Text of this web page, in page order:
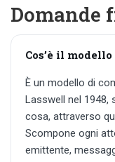
Domande
Cos’è il
È un modello di
Lasswell nel 1948,
cosa, attraverso
Scompone ogni
emittente,